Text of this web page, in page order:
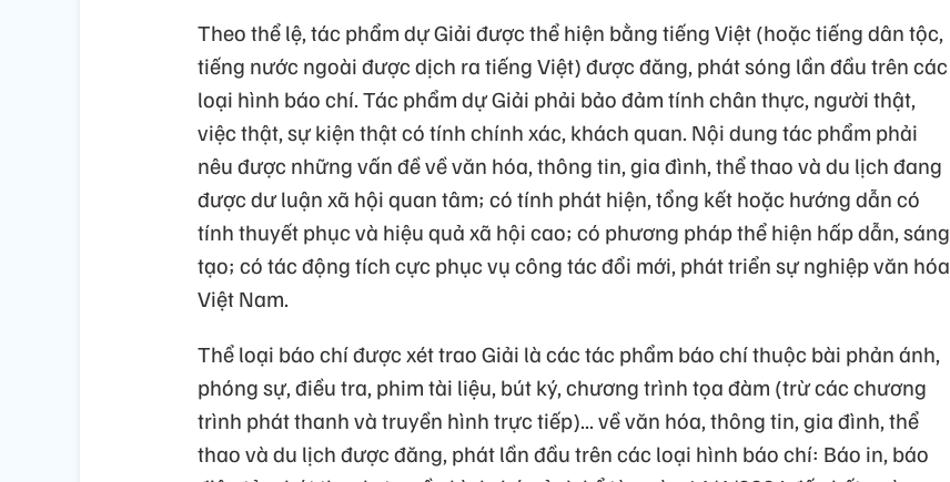
Theo thể lệ, tác phẩm dự Giải được thể hiện bằng tiếng Việt (hoặc tiếng dân tộc,
tiếng nước ngoài được dịch ra tiếng Việt) được đăng, phát sóng lần đầu trên các
loại hình báo chí. Tác phẩm dự Giải phải bảo đảm tính chân thực, người thật,
việc thật, sự kiện thật có tính chính xác, khách quan. Nội dung tác phẩm phải
nêu được những vấn đề về văn hóa, thông tin, gia đình, thể thao và du lịch đang
được dư luận xã hội quan tâm; có tính phát hiện, tổng kết hoặc hướng dẫn có
tính thuyết phục và hiệu quả xã hội cao; có phương pháp thể hiện hấp dẫn, sáng
tạo; có tác động tích cực phục vụ công tác đổi mới, phát triển sự nghiệp văn hóa
Việt Nam.
Thể loại báo chí được xét trao Giải là các tác phẩm báo chí thuộc bài phản ánh,
phóng sự, điều tra, phim tài liệu, bút ký, chương trình tọa đàm (trừ các chương
trình phát thanh và truyền hình trực tiếp)... về văn hóa, thông tin, gia đình, thể
thao và du lịch được đăng, phát lần đầu trên các loại hình báo chí: Báo in, báo